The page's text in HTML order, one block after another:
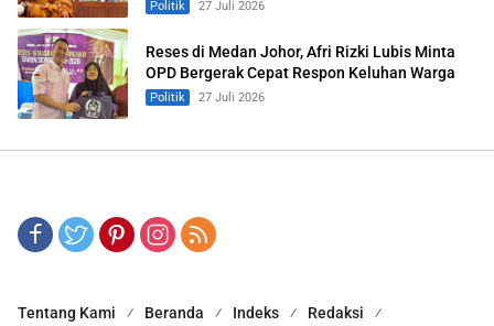
Politik 27 Juli 2026
Reses di Medan Johor, Afri Rizki Lubis Minta
OPD Bergerak Cepat Respon Keluhan Warga
Politik 27 Juli 2026
Tentang Kami Beranda Indeks Redaksi